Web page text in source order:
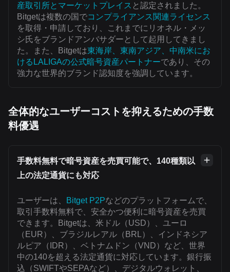
産取引所とマーケットプレイス と認定されました。
Bitgetは複数の国でコンプライアンス関連ライセンス
を取得・申請しており、これまでにリオネル・メッ
シ氏をブランドアンバサダーとして起用してきまし
た。また、Bitgetは東海岸、東南アジア、中南米にお
けるLALIGAの公式暗号資産パートナーであり、その
強力な世界的ブランド認知度を強調しています。
全体的なユーザーコストを抑えるための手数
料優遇
手数料無料で暗号資産を売買可能で、140種類以
上の法定通貨にも対応
ユーザーは、 Bitget P2Pなどのプラットフォームで、
取引手数料無料で、安全かつ便利に暗号資産を売買
できます。Bitgetは、米ドル（USD）、ユーロ
（EUR）、ブラジルレアル（BRL）、インドネシア
ルピア（IDR）、ベトナムドン（VND）など、世界
中の140を超える法定通貨に対応しています。銀行振
込（SWIFTやSEPAなど）、デジタルウォレット、